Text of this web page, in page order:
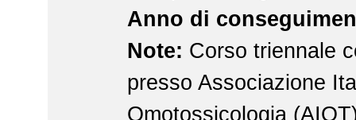
Anno di
Note: Corso triennale
presso Associazione
Omotossicologia